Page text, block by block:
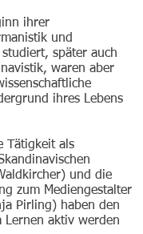
ihrer
und
später auch
waren aber
ihres Lebens
Tätigkeit als
und die
zum Mediengestalter
Pirling) haben den
Lernen aktiv werden